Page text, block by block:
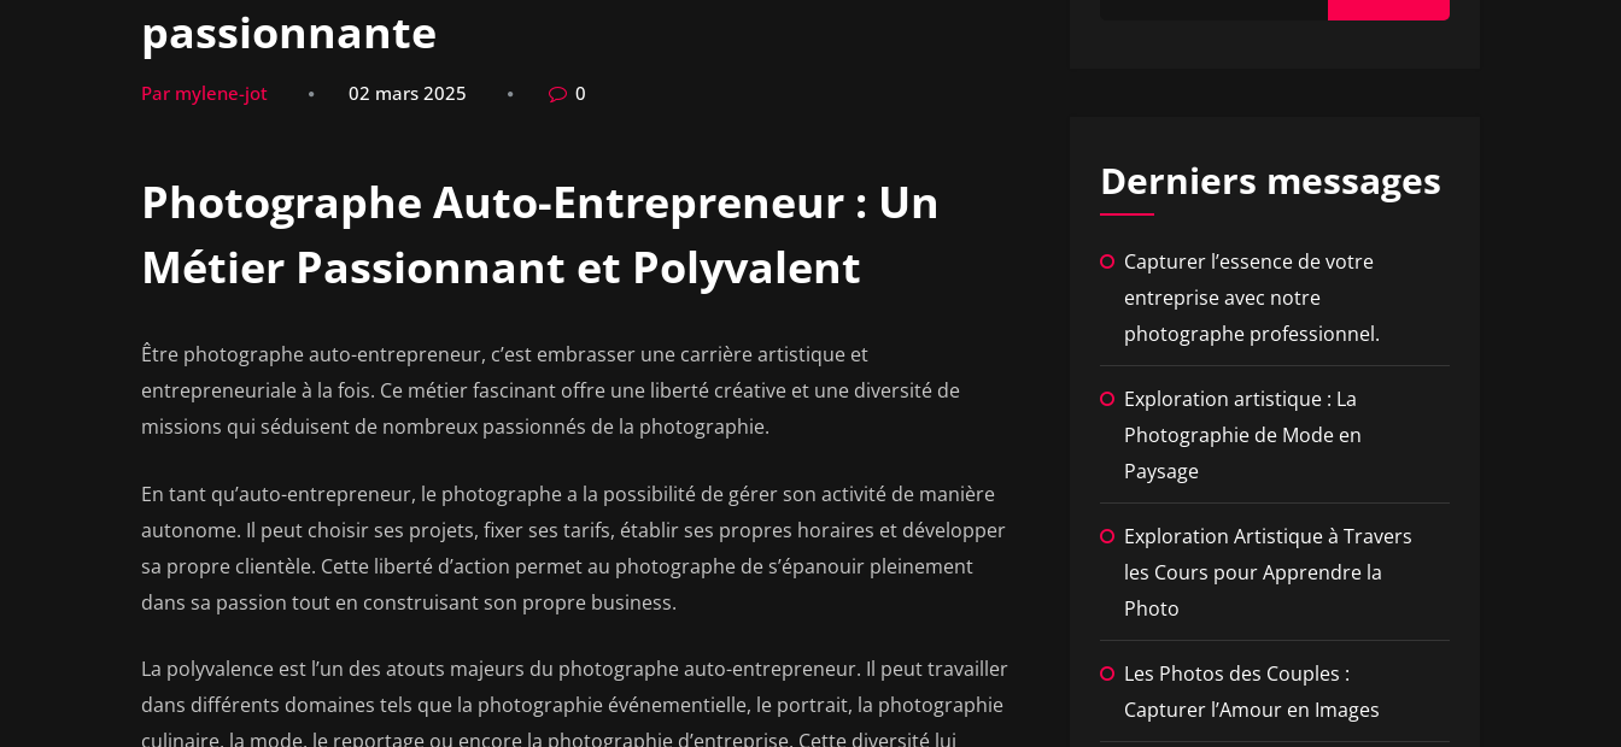
passionnante
Par mylene-jot 02 mars 2025 0
Photographe Auto-Entrepreneur : Un
Métier Passionnant et Polyvalent
Être photographe auto-entrepreneur, c’est embrasser une carrière artistique et
entrepreneuriale à la fois. Ce métier fascinant offre une liberté créative et une diversité de
missions qui séduisent de nombreux passionnés de la photographie.
En tant qu’auto-entrepreneur, le photographe a la possibilité de gérer son activité de manière
autonome. Il peut choisir ses projets, fixer ses tarifs, établir ses propres horaires et développer
sa propre clientèle. Cette liberté d’action permet au photographe de s’épanouir pleinement
dans sa passion tout en construisant son propre business.
La polyvalence est l’un des atouts majeurs du photographe auto-entrepreneur. Il peut travailler
dans différents domaines tels que la photographie événementielle, le portrait, la photographie
culinaire, la mode, le reportage ou encore la photographie d’entreprise. Cette diversité lui
Derniers messages
Capturer l’essence de votre
entreprise avec notre
photographe professionnel.
Exploration artistique : La
Photographie de Mode en
Paysage
Exploration Artistique à Travers
les Cours pour Apprendre la
Photo
Les Photos des Couples :
Capturer l’Amour en Images